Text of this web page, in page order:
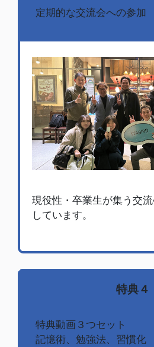
定期的な交流会への参加
現役性・卒業生が集う交
しています。
特典４
特典動画３つセット
記憶術、勉強法、習慣化